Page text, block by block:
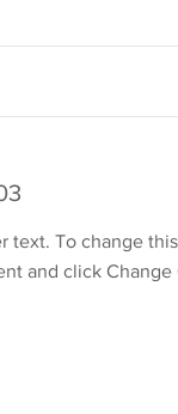
text. To change
and click Change